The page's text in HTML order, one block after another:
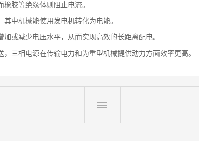
胶等绝缘体则阻止电流。
中机械能使用发电机转化为电能。
加或减少电压水平，从而实现高效的长距离配电。
，三相电源在传输电力和为重型机械提供动力方面效率更高。